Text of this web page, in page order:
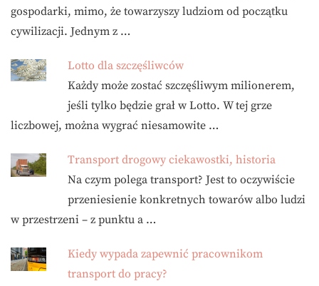
gospodarki, mimo, że towarzyszy ludziom od początku
cywilizacji. Jednym z …
Lotto dla szczęśliwców
Każdy może zostać szczęśliwym milionerem,
jeśli tylko będzie grał w Lotto. W tej grze
liczbowej, można wygrać niesamowite …
Transport drogowy ciekawostki, historia
Na czym polega transport? Jest to oczywiście
przeniesienie konkretnych towarów albo ludzi
w przestrzeni – z punktu a …
Kiedy wypada zapewnić pracownikom
transport do pracy?